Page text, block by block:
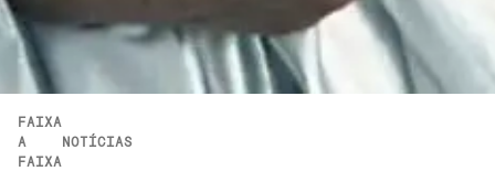
FAIXA
A
FAIXA
NOTÍCIAS